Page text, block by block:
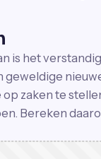
is het
zaken te
Bereken